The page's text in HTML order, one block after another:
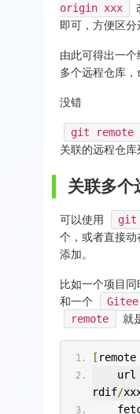
origin xxx
即可，方便区
由此可得出一
多个远程仓库
没错
git remote
关联的远程仓库
关联多个
可以使用 git
个，或者直接动
添加。
比如一个项目
和一个
Gitee
remote
就
[ remote
    url
rdif/